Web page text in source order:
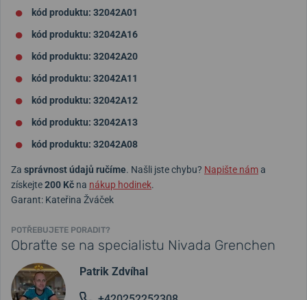
kód produktu: 32042A01
kód produktu: 32042A16
kód produktu: 32042A20
kód produktu: 32042A11
kód produktu: 32042A12
kód produktu: 32042A13
kód produktu: 32042A08
Za správnost údajů ručíme. Našli jste chybu? Napište náma
získejte200 Kč na nákup hodinek.
Garant: Kateřina Žváček
POTŘEBUJETE PORADIT?
Obraťte se na specialistu Nivada Grenchen
Patrik Zdvíhal